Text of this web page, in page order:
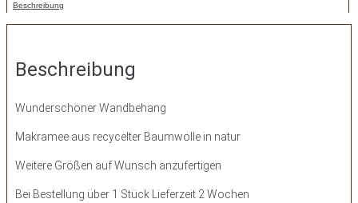
Beschreibung
Beschreibung
Wunderschöner Wandbehang
Makramee aus recycelter Baumwolle in natur
Weitere Größen auf Wunsch anzufertigen
Bei Bestellung über 1 Stück Lieferzeit 2 Wochen